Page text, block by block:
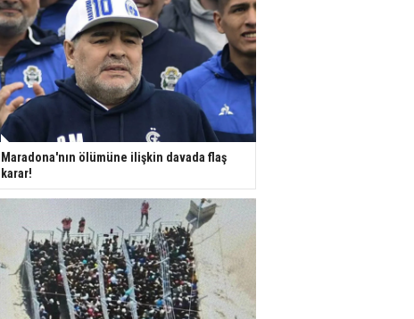
Maradona'nın ölümüne ilişkin davada flaş
karar!